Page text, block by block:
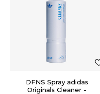
DFNS Spray adidas
Originals Cleaner -